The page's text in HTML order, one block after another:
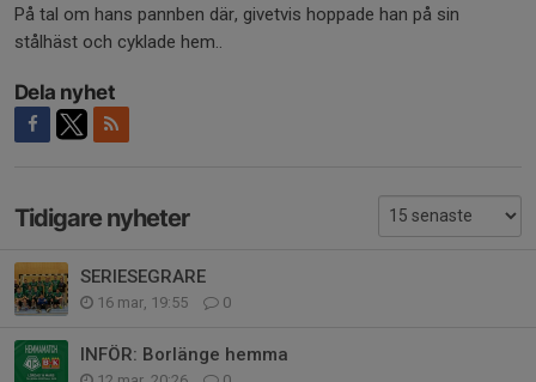
På tal om hans pannben där, givetvis hoppade han på sin
stålhäst och cyklade hem..
Dela nyhet
Tidigare nyheter
SERIESEGRARE
16 mar, 19:55 0
INFÖR: Borlänge hemma